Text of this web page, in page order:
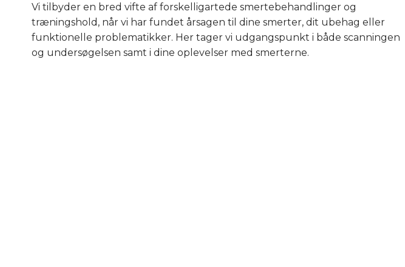
Vi tilbyder en bred vifte af forskelligartede smertebehandlinger og
træningshold, når vi har fundet årsagen til dine smerter, dit ubehag eller
funktionelle problematikker. Her tager vi udgangspunkt i både scanningen
og undersøgelsen samt i dine oplevelser med smerterne.